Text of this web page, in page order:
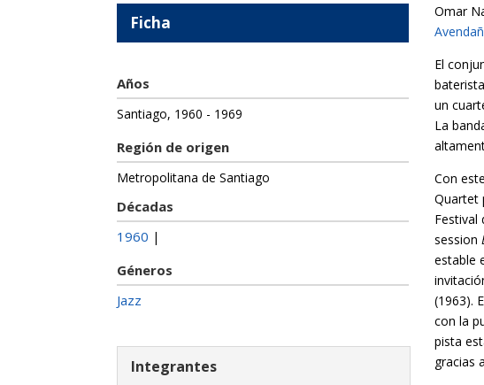
Ficha
Años
Santiago, 1960 - 1969
Región de origen
Metropolitana de Santiago
Décadas
1960 |
Géneros
Jazz
Integrantes
Omar
El
baterista
un
La
Con
Quartet
Festival
session
estable
(1963).
con la
pista
gracias